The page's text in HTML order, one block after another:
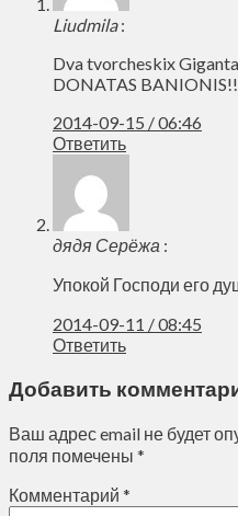
Liudmila :
Dva tvorcheskix
DONATAS
2014-09-15 / 06:46
Ответить
дядя Серёжа :
Упокой Господи его
2014-09-11 / 08:45
Ответить
Добавить
Ваш адрес email не будет
поля помечены *
Комментарий *